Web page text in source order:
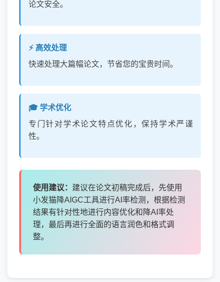
论文安全。
⚡ 高效处理
快速处理大篇幅论文，节省您的宝贵时间。
🎓 学术优化
专门针对学术论文特点优化，保持学术严谨
性。
使用建议： 建议在论文初稿完成后，先使用
小发猫降AIGC工具进行AI率检测，根据检测
结果有针对性地进行内容优化和降AI率处
理，最后再进行全面的语言润色和格式调
整。